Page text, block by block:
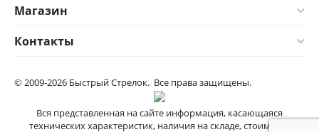
Магазин
Контакты
© 2009-2026 Быстрый Стрелок. Все права защищены.
Вся представленная на сайте информация, касающаяся
технических характеристик, наличия на складе, стоимости